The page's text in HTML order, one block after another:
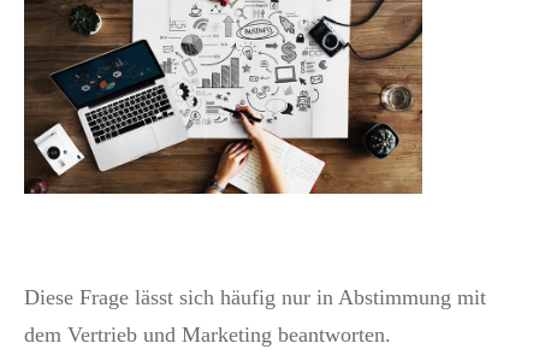
Diese Frage lässt sich häufig nur in Abstimmung mit
dem Vertrieb und Marketing beantworten.